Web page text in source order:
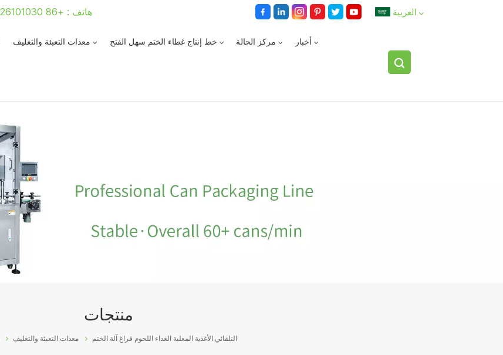
هاتف : +86 13926101030 العربية
معدات التعبئة والتغليف خط إنتاج غطاء الختم سهل الفتح مركز الحالة أخبار
منتجات
معدات التعبئة والتغليف التلقائي الأغذية المعلبة الغداء اللحوم فراغ آلة الختم